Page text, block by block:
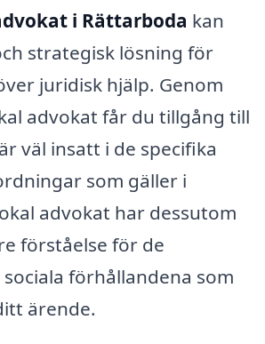
i Rättarboda kan
strategisk lösning för
juridisk hjälp. Genom
advokat får du tillgång till
väl insatt i de specifika
som gäller i
advokat har dessutom
förståelse för de
förhållandena som
ärende.